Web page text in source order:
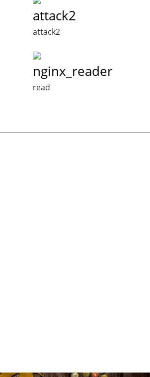
attack2
attack2
nginx_reader
read